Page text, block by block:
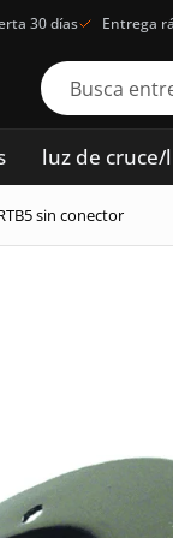
30 días Entrega
luz de
sin conector